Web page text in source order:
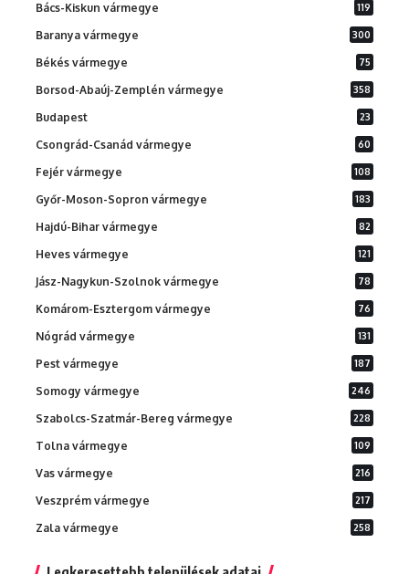
Bács-Kiskun vármegye 119
Baranya vármegye 300
Békés vármegye 75
Borsod-Abaúj-Zemplén vármegye 358
Budapest 23
Csongrád-Csanád vármegye 60
Fejér vármegye 108
Győr-Moson-Sopron vármegye 183
Hajdú-Bihar vármegye 82
Heves vármegye 121
Jász-Nagykun-Szolnok vármegye 78
Komárom-Esztergom vármegye 76
Nógrád vármegye 131
Pest vármegye 187
Somogy vármegye 246
Szabolcs-Szatmár-Bereg vármegye 228
Tolna vármegye 109
Vas vármegye 216
Veszprém vármegye 217
Zala vármegye 258